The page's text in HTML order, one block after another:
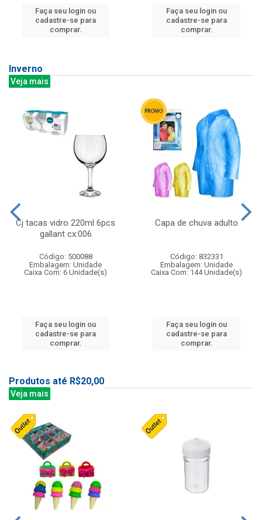
Faça seu login ou
cadastre-se para
comprar.
Faça seu login ou
cadastre-se para
comprar.
Inverno
Veja mais
Cj tacas vidro 220ml 6pcs
gallant cx:006
Código: 500088
Embalagem: Unidade
Caixa Com: 6 Unidade(s)
Faça seu login ou
cadastre-se para
comprar.
Capa de chuva adulto
Código: 832331
Embalagem: Unidade
Caixa Com: 144 Unidade(s)
Faça seu login ou
cadastre-se para
comprar.
Produtos até R$20,00
Veja mais